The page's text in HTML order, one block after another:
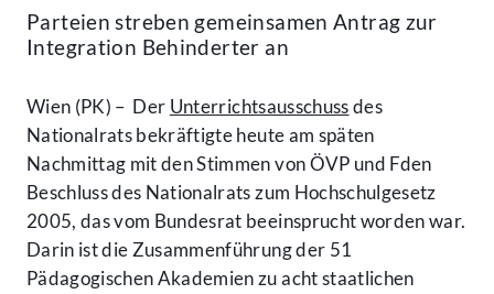
Parteien streben gemeinsamen Antrag zur
Integration Behinderter an
Wien (PK) – Der Unterrichtsausschussdes
Nationalrats bekräftigte heute am späten
Nachmittag mit den Stimmen von ÖVP und Fden
Beschluss des Nationalrats zum Hochschulgesetz
2005, das vom Bundesrat beeinsprucht worden war.
Darin ist die Zusammenführung der 51
Pädagogischen Akademien zu acht staatlichen